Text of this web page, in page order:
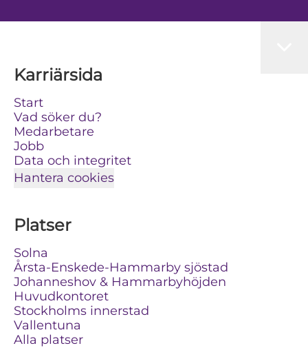
Karriärsida
Start
Vad söker du?
Medarbetare
Jobb
Data och integritet
Hantera cookies
Platser
Solna
Årsta-Enskede-Hammarby sjöstad
Johanneshov & Hammarbyhöjden
Huvudkontoret
Stockholms innerstad
Vallentuna
Alla platser